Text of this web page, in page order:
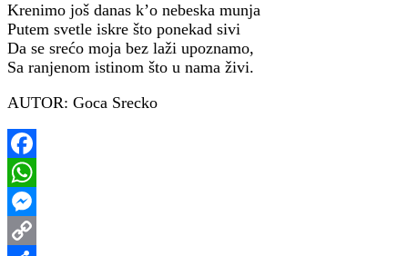
Krenimo još danas k’o nebeska munja
Putem svetle iskre što ponekad sivi
Da se srećo moja bez laži upoznamo,
Sa ranjenom istinom što u nama živi.
AUTOR: Goca Srecko
Facebook
WhatsApp
Messenger